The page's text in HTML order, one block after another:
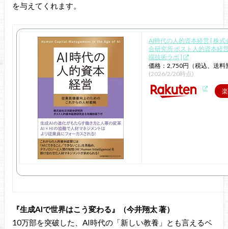
を与えてくれます。
AI時代の人的資本経営 [ 株式
合研究所 ポスト人的資本経
端技術ラボ ]
価格：2,750円（税込、送料
(2026/2/20時点)
『生成AIで世界はこう変わる』（今井翔太 著）
10万部を突破した、AI時代の「新しい教養」とも言えるベ